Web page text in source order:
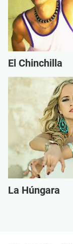
El Chinchilla
La Húngara